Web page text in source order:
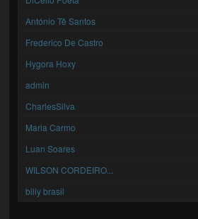
António Tê Santos
Frederico De Castro
Hygora Hoxy
admin
CharlesSilva
Maria Carmo
Luan Soares
WILSON CORDEIRO...
billy brasil